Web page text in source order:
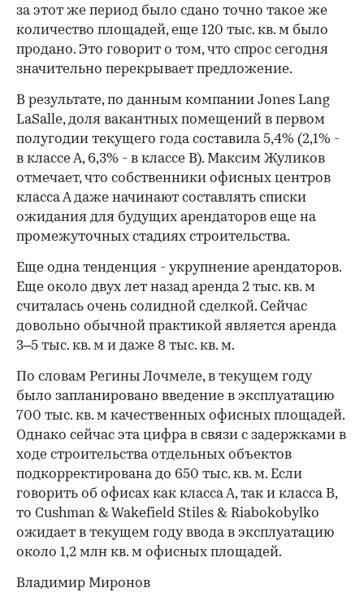
за этот же период было сдано точно такое же
количество площадей, еще 120 тыс. кв. м было
продано. Это говорит о том, что спрос сегодня
значительно перекрывает предложение.
В результате, по данным компании Jones Lang
LaSalle, доля вакантных помещений в первом
полугодии текущего года составила 5,4% (2,1% -
в классе А, 6,3% - в классе В). Максим Жуликов
отмечает, что собственники офисных центров
класса А даже начинают составлять списки
ожидания для будущих арендаторов еще на
промежуточных стадиях строительства.
Еще одна тенденция - укрупнение арендаторов.
Еще около двух лет назад аренда 2 тыс. кв. м
считалась очень солидной сделкой. Сейчас
довольно обычной практикой является аренда
3–5 тыс. кв. м и даже 8 тыс. кв. м.
По словам Регины Лочмеле, в текущем году
было запланировано введение в эксплуатацию
700 тыс. кв. м качественных офисных площадей.
Однако сейчас эта цифра в связи с задержками в
ходе строительства отдельных объектов
подкорректирована до 650 тыс. кв. м. Если
говорить об офисах как класса А, так и класса В,
то Cushman & Wakefield Stiles & Riabokobylko
ожидает в текущем году ввода в эксплуатацию
около 1,2 млн кв. м офисных площадей.
Владимир Миронов